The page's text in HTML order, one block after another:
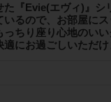
『Evie(エヴィ)』シ
るので、お部屋に
ちり座り心地のい
にお過ごしいただけ